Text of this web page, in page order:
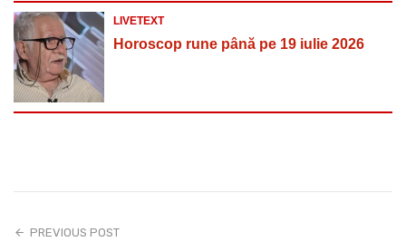
LIVETEXT
Horoscop rune până pe 19 iulie 2026
PREVIOUS POST